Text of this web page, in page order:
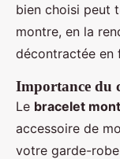
bien choisi peut
montre, en la
décontractée en
Importance du
Le bracelet
accessoire de
votre garde-